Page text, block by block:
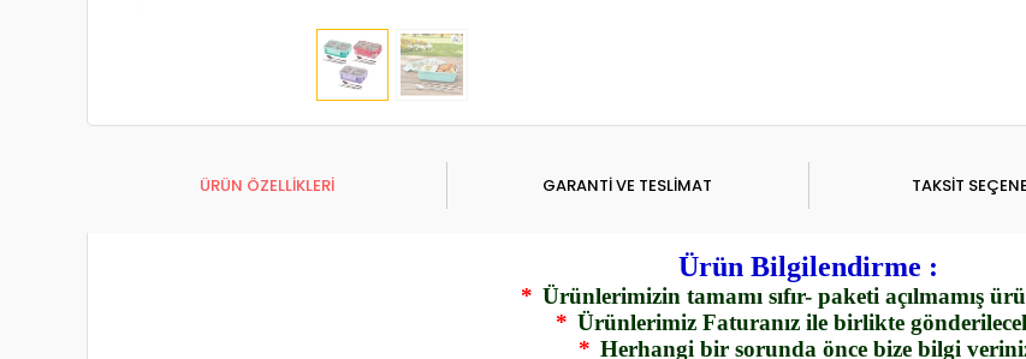
ÜRÜN ÖZELLİKLERİ GARANTİ VE TESLİMAT TAKSİT
Ürün Bilgilendirme :
* Ürünlerimizin tamamı sıfır- paketi açılmamış
* Ürünlerimiz Faturanız ile birlikte
* Herhangi bir sorunda önce bize bilgi